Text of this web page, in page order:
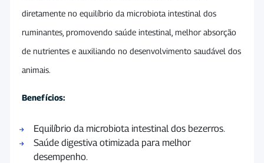
diretamente no equilíbrio da microbiota intestinal dos
ruminantes, promovendo saúde intestinal, melhor absorção
de nutrientes e auxiliando no desenvolvimento saudável dos
animais.
Benefícios:
Equilíbrio da microbiota intestinal dos bezerros.
Saúde digestiva otimizada para melhor
desempenho.